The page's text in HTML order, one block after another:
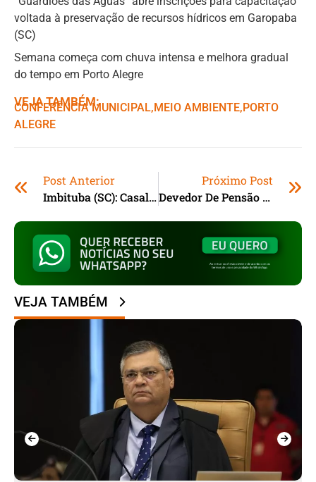
voltada à preservação de recursos hídricos em Garopaba
(SC)
Semana começa com chuva intensa e melhora gradual
do tempo em Porto Alegre
VEJA TAMBÉM:
CONFERÊNCIA MUNICIPAL,ㅤMEIO AMBIENTE,ㅤPORTO
ALEGRE
Post Anterior
Imbituba (SC): Casal Ignora Ordem De Parada E Joga Droga Para Fora Do Carro Durante Fuga
Próximo Post
Devedor De Pensão Alimentícia É Preso Em Imbituba (SC)
VEJA TAMBÉM